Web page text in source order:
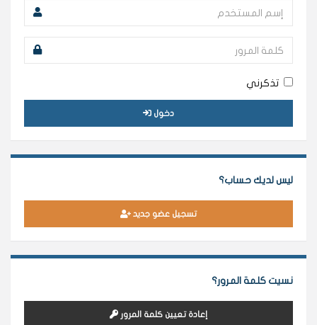
تذكرني
دخول
ليس لديك حساب؟
تسجيل عضو جديد
نسيت كلمة المرور؟
إعادة تعيين كلمة المرور